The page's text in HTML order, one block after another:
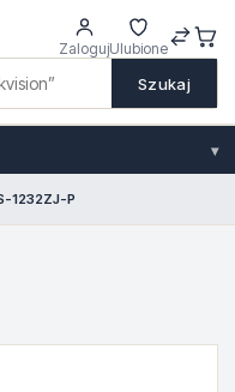
Szukaj
ZalogujUlubione
▾
1232ZJ-P